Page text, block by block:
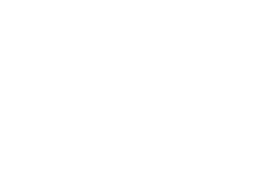
Nostra Newsletter!